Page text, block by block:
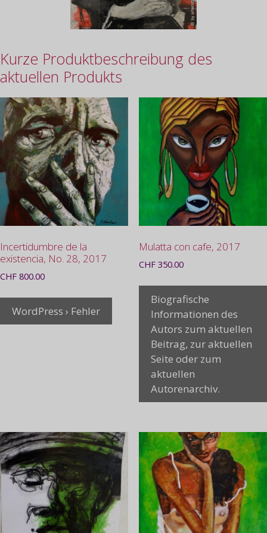
Kurze Produktbeschreibung des
aktuellen Produkts
Incertidumbre de la
existencia, No. 28, 2017
CHF 800.00
WordPress › Fehler
Mulatta con cafe, 2017
CHF350.00
Biografische
Informationen des
Autors zum aktuellen
Beitrag, zur aktuellen
Seite oder zum
aktuellen
Autorenarchiv.